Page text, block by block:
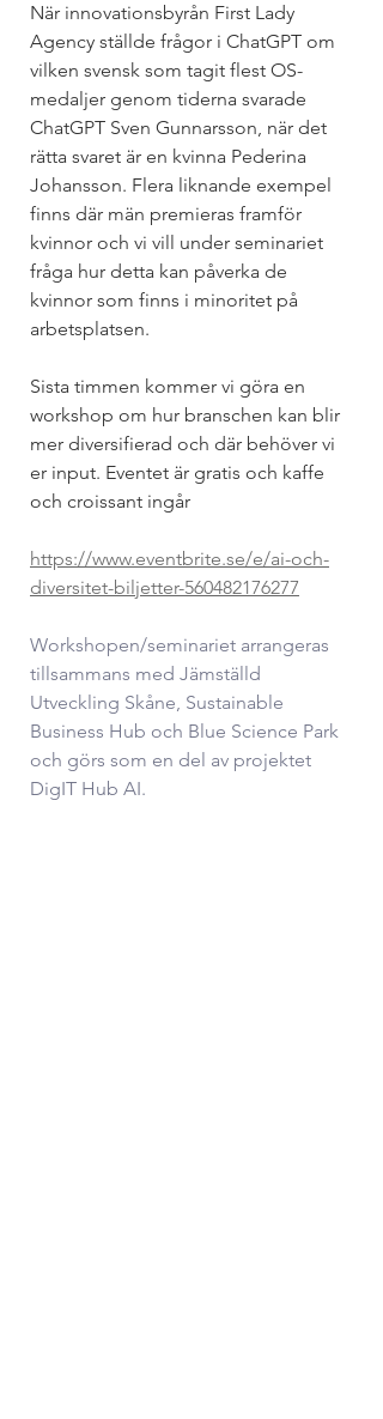
När innovationsbyrån First Lady
Agency ställde frågor i ChatGPT om
vilken svensk som tagit flest OS-
medaljer genom tiderna svarade
ChatGPT Sven Gunnarsson, när det
rätta svaret är en kvinna Pederina
Johansson. Flera liknande exempel
finns där män premieras framför
kvinnor och vi vill under seminariet
fråga hur detta kan påverka de
kvinnor som finns i minoritet på
arbetsplatsen.
Sista timmen kommer vi göra en
workshop om hur branschen kan blir
mer diversifierad och där behöver vi
er input. Eventet är gratis och kaffe
och croissant ingår
https://www.eventbrite.se/e/ai-och-
diversitet-biljetter-560482176277
Workshopen/seminariet arrangeras
tillsammans med Jämställd
Utveckling Skåne, Sustainable
Business Hub och Blue Science Park
och görs som en del av projektet
DigIT Hub AI.